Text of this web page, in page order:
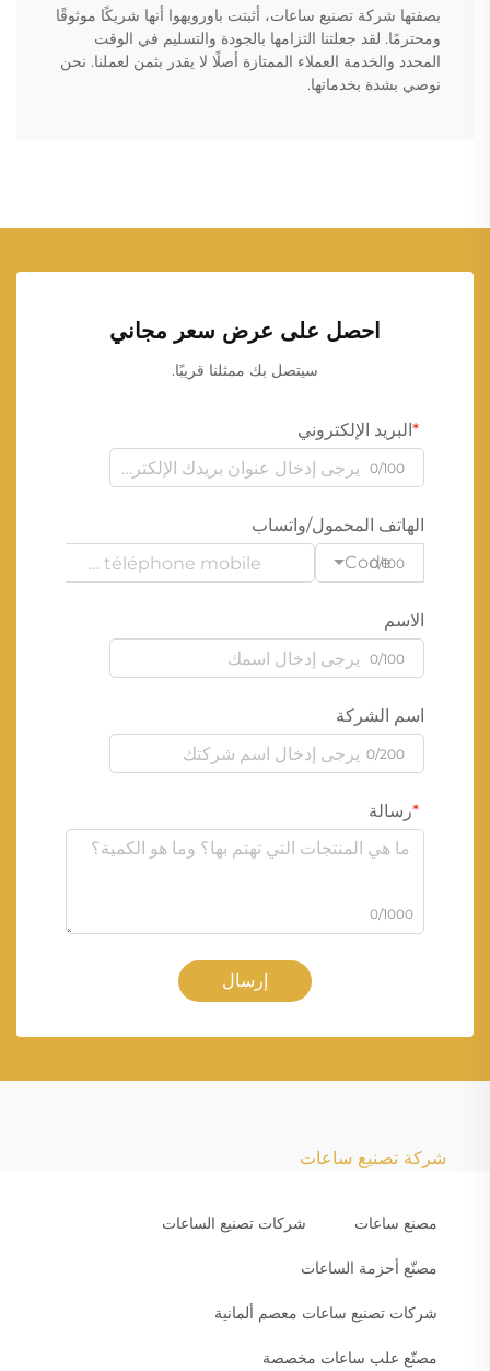
بصفتها شركة تصنيع ساعات، أثبتت باورويهوا أنها شريكًا موثوقًا
ومحترمًا. لقد جعلتنا التزامها بالجودة والتسليم في الوقت
المحدد والخدمة العملاء الممتازة أصلًا لا يقدر بثمن لعملنا. نحن
نوصي بشدة بخدماتها.
احصل على عرض سعر مجاني
سيتصل بك ممثلنا قريبًا.
البريد الإلكتروني
0/100
الهاتف المحمول/واتساب
Code
0/100
الاسم
0/100
اسم الشركة
0/200
رسالة
0/1000
إرسال
شركة تصنيع ساعات
مصنع ساعات شركات تصنيع الساعات
مصنّع أحزمة الساعات
شركات تصنيع ساعات معصم ألمانية
مصنّع علب ساعات مخصصة